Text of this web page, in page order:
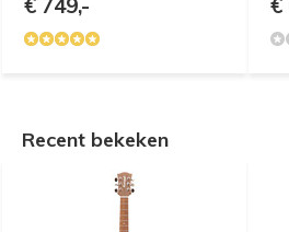
€ 749,- €
Recent bekeken